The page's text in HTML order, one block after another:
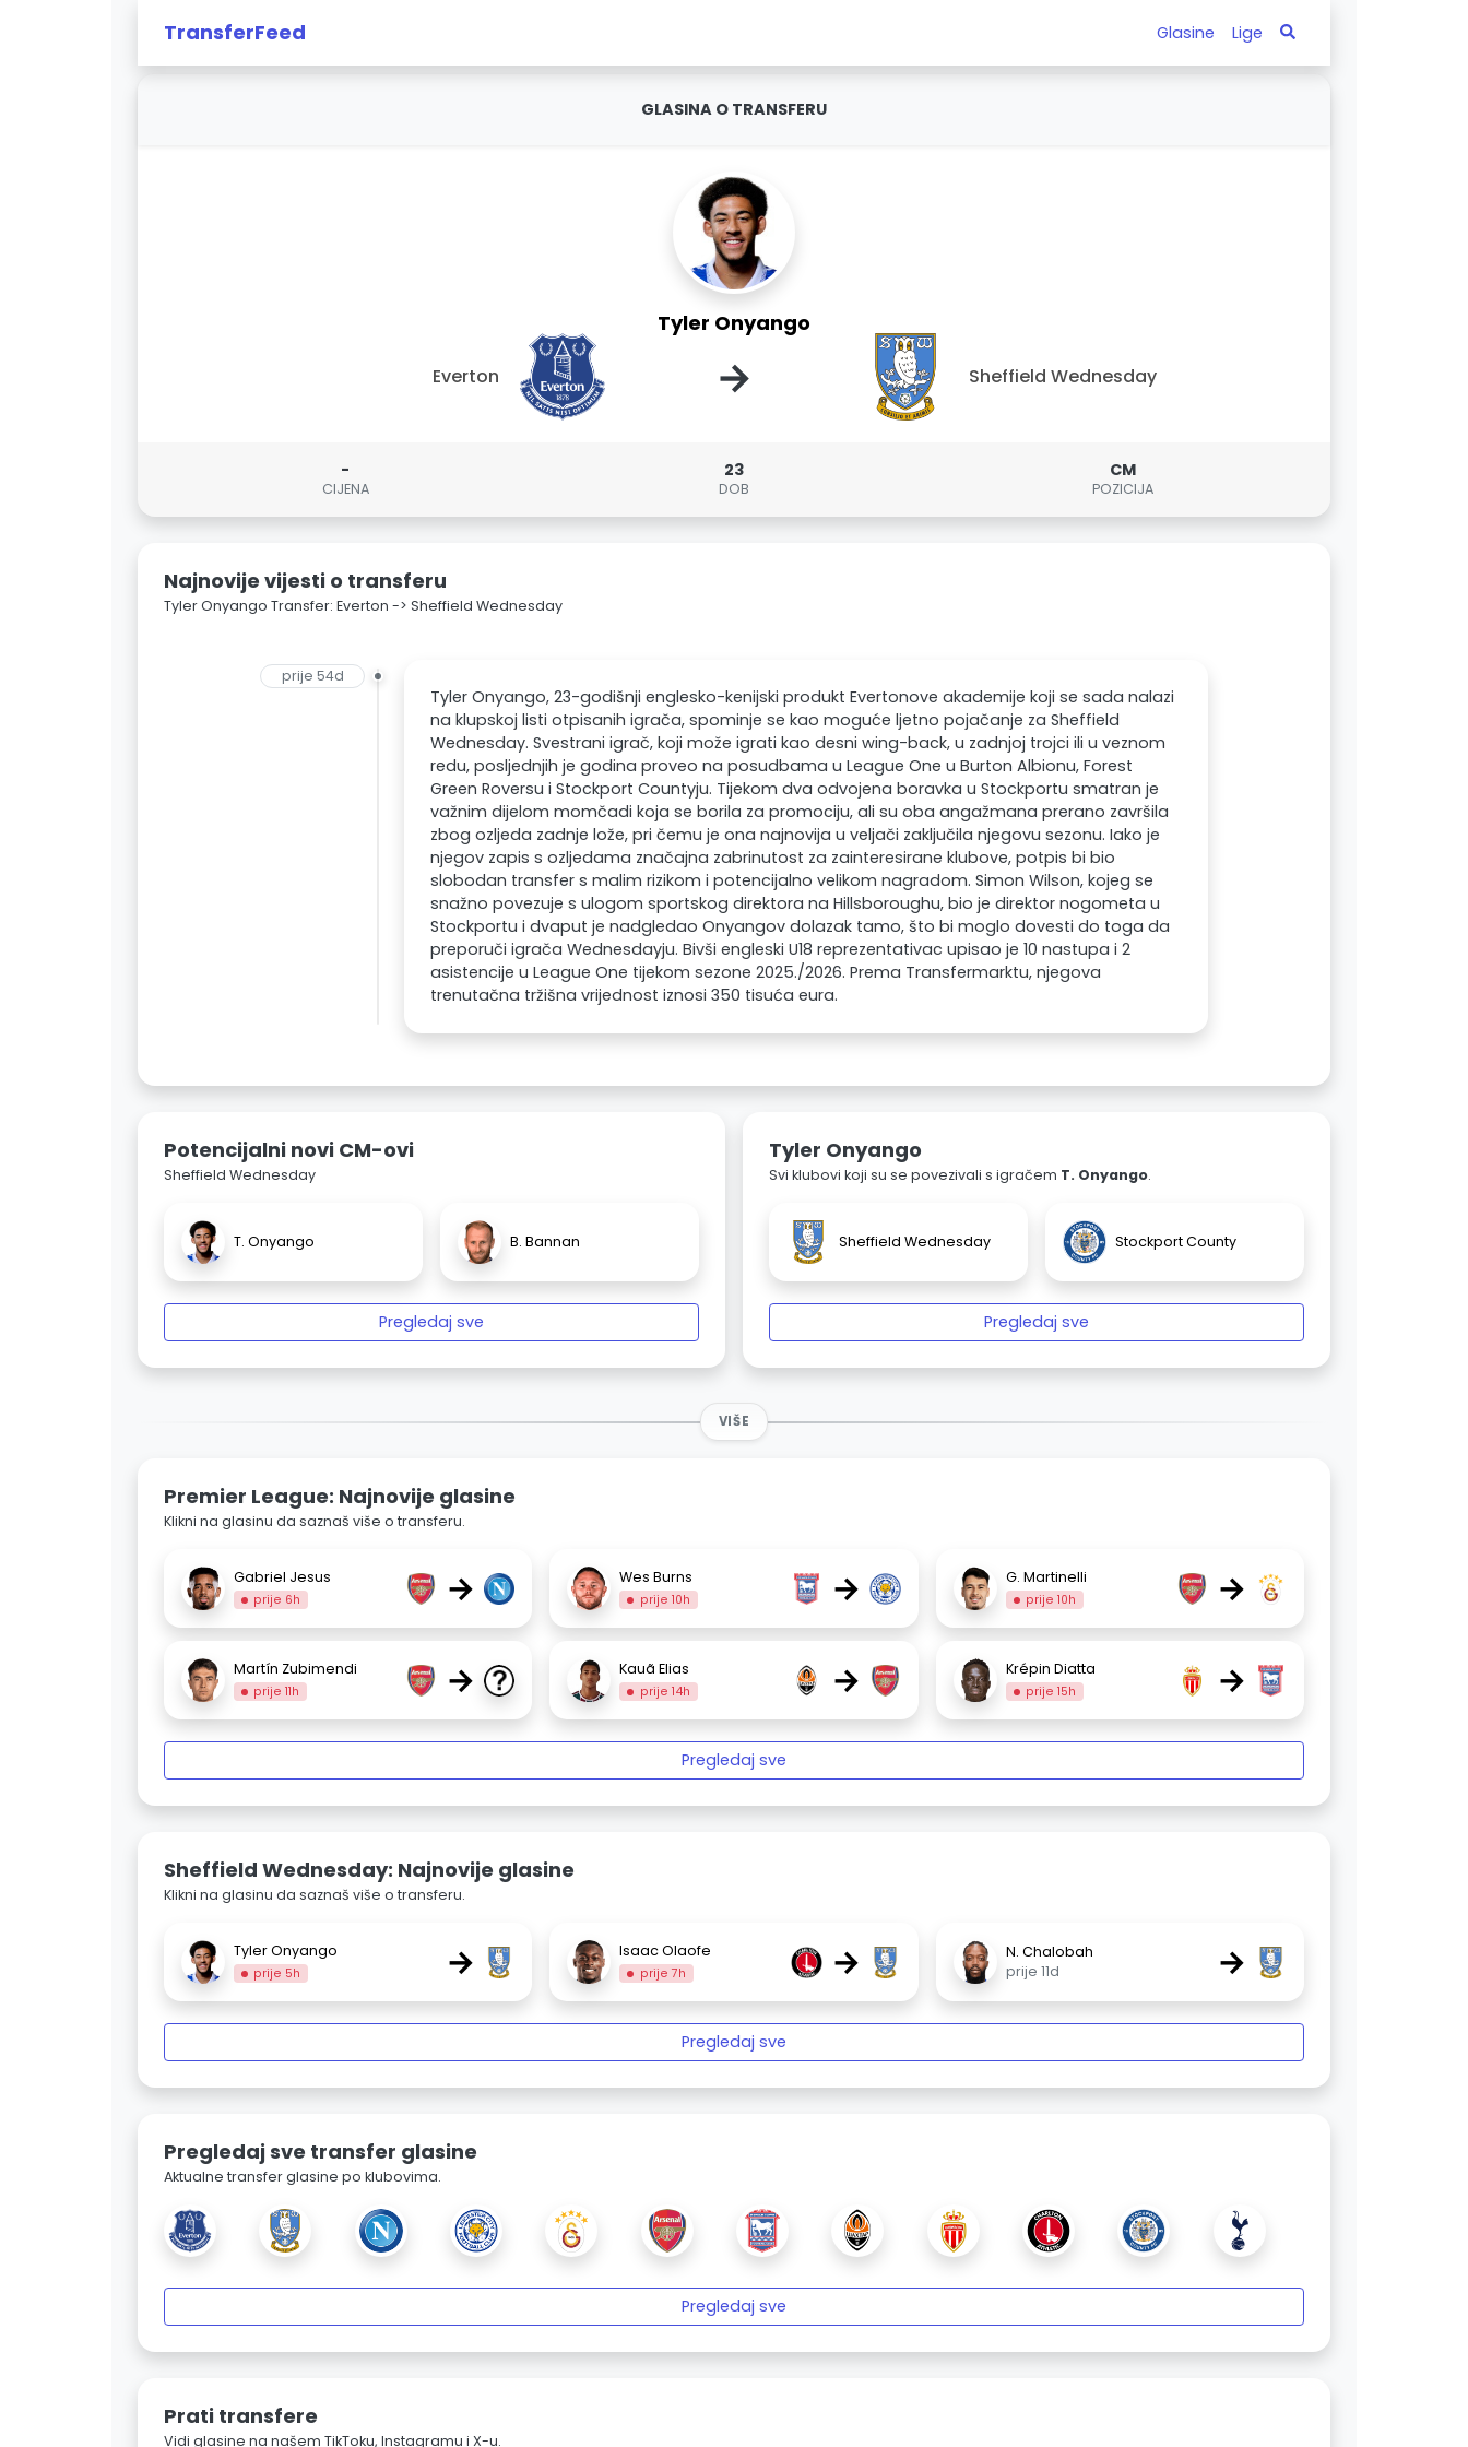
TransferFeed Glasine Lige
GLASINA O TRANSFERU
Tyler Onyango
Everton → Sheffield Wednesday
-
CIJENA
23
DOB
CM
POZICIJA
Najnovije vijesti o transferu
Tyler Onyango Transfer: Everton -> Sheffield Wednesday
prije 54d
Tyler Onyango, 23-godišnji englesko-kenijski produkt Evertonove akademije koji se sada nalazi
na klupskoj listi otpisanih igrača, spominje se kao moguće ljetno pojačanje za Sheffield
Wednesday. Svestrani igrač, koji može igrati kao desni wing-back, u zadnjoj trojci ili u veznom
redu, posljednjih je godina proveo na posudbama u League One u Burton Albionu, Forest
Green Roversu i Stockport Countyju. Tijekom dva odvojena boravka u Stockportu smatran je
važnim dijelom momčadi koja se borila za promociju, ali su oba angažmana prerano završila
zbog ozljeda zadnje lože, pri čemu je ona najnovija u veljači zaključila njegovu sezonu. Iako je
njegov zapis s ozljedama značajna zabrinutost za zainteresirane klubove, potpis bi bio
slobodan transfer s malim rizikom i potencijalno velikom nagradom. Simon Wilson, kojeg se
snažno povezuje s ulogom sportskog direktora na Hillsboroughu, bio je direktor nogometa u
Stockportu i dvaput je nadgledao Onyangov dolazak tamo, što bi moglo dovesti do toga da
preporuči igrača Wednesdayju. Bivši engleski U18 reprezentativac upisao je 10 nastupa i 2
asistencije u League One tijekom sezone 2025./2026. Prema Transfermarktu, njegova
trenutačna tržišna vrijednost iznosi 350 tisuća eura.
Potencijalni novi CM-ovi
Sheffield Wednesday
T. Onyango B. Bannan
Pregledaj sve
Tyler Onyango
Svi klubovi koji su se povezivali s igračem T. Onyango.
Sheffield Wednesday Stockport County
Pregledaj sve
VIŠE
Premier League: Najnovije glasine
Klikni na glasinu da saznaš više o transferu.
Gabriel Jesus
prije 6h → Wes Burns
prije 10h → G. Martinelli
prije 10h →
Martín Zubimendi
prije 11h → Kauã Elias
prije 14h → Krépin Diatta
prije 15h →
Pregledaj sve
Sheffield Wednesday: Najnovije glasine
Klikni na glasinu da saznaš više o transferu.
Tyler Onyango
prije 5h → Isaac Olaofe
prije 7h →
N. Chalobah
prije 11d
→
Pregledaj sve
Pregledaj sve transfer glasine
Aktualne transfer glasine po klubovima.
Pregledaj sve
Prati transfere
Vidi glasine na našem TikToku, Instagramu i X-u.